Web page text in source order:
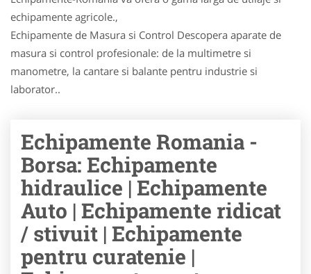
echipamente agricole.,
Echipamente de Masura si Control Descopera aparate de
masura si control profesionale: de la multimetre si
manometre, la cantare si balante pentru industrie si
laborator..
Echipamente Romania -
Borsa: Echipamente
hidraulice | Echipamente
Auto | Echipamente ridicat
/ stivuit | Echipamente
pentru curatenie |